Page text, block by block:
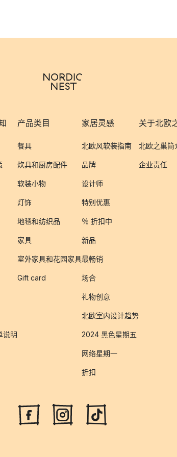
说明
产品类目
餐具
炊具和厨房配件
软装小物
灯饰
地毯和纺织品
家具
室外家具和花园家具
Gift card
家居灵感
北欧风软装指南
品牌
设计师
特别优惠
％ 折扣中
新品
最畅销
场合
礼物创意
北欧室内设计趋势
2024 黑色星期五
网络星期一
折扣
关于北欧
北欧之巢简
企业责任